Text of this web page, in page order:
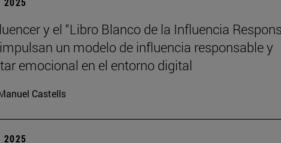
y el “Libro Blanco de la Influencia
un modelo de influencia responsable y
emocional en el entorno digital
Castells
2025